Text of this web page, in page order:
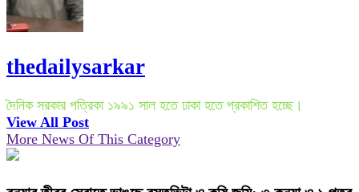
thedailysarkar
দৈনিক সরকার পত্রিকা ১৯৯১ সাল হতে ঢাকা হতে প্রকাশিত হচ্ছে।
View All Post
More News Of This Category